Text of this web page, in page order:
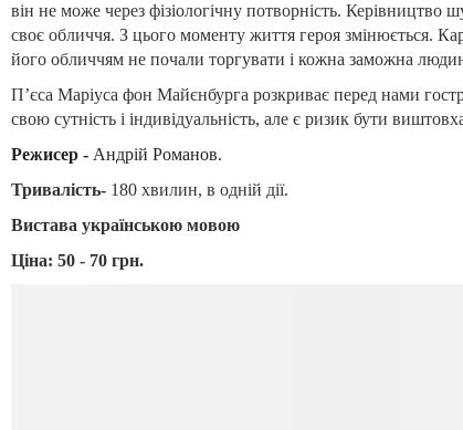
він не може через фізіологічну потворність. Керівництво
своє обличчя. З цього моменту життя героя змінюється.
його обличчям не почали торгувати і кожна заможна
П’єса Маріуса фон Майєнбурга розкриває перед нами
свою сутність і індивідуальність, але є ризик бути
Режисер - Андрій Романов.
Тривалість- 180 хвилин, в одній дії.
Вистава українською мовою
Ціна: 50 - 70 грн.